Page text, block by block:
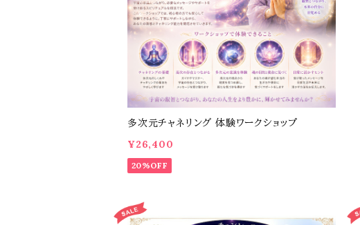
多次元チャネリング 体験ワークショップ
¥26,400
20%OFF